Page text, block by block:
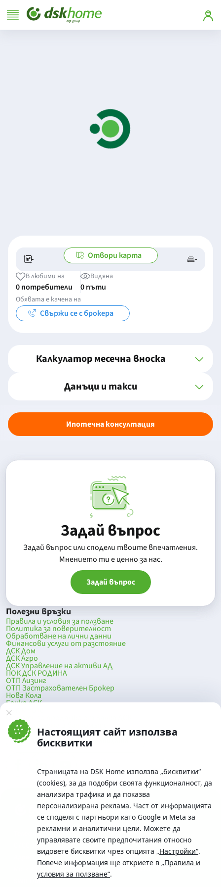
Настоящият сайт използва
бисквитки
Страницата на DSK Home използва „бисквитки“
(cookies), за да подобри своята функционалност, да
анализира трафика и да показва
персонализирана реклама. Част от информацията
се споделя с партньори като Google и Meta за
рекламни и аналитични цели. Можете да
управлявате своите предпочитания относно
видовете бисквитки чрез опцията „Настройки“.
Повече информация ще откриете в „Правила и
условия за ползване“.
- -/- -
Отвори карта
В любими на
0 потребители
Видяна
0 пъти
Обявата е качена на
Свържи се с брокера
Калкулатор месечна вноска
Данъци и такси
Ипотечна консултация
Задай въпрос
Задай въпрос или сподели твоите впечатления.
Mнението ти е ценно за нас.
Задай въпрос
Полезни връзки
Правила и условия за ползване
Политика за поверителност
Обработване на лични данни
Финансови услуги от разстояние
ДСК Дом
ДСК Агро
ДСК Управление на активи АД
ПОК ДСК РОДИНА
ОТП Лизинг
ОТП Застрахователен Брокер
Нова Кола
Банка ДСК
DSK Mobile
Оферти за продажба от Банка ДСК
Клонова мрежа и банкомати
До началото на страницата
Телефон:
0700 10 375 / *2375
Московска No.19 / ул. Г. Бенковски No. 5, София 1036
SWIFT/BIC: